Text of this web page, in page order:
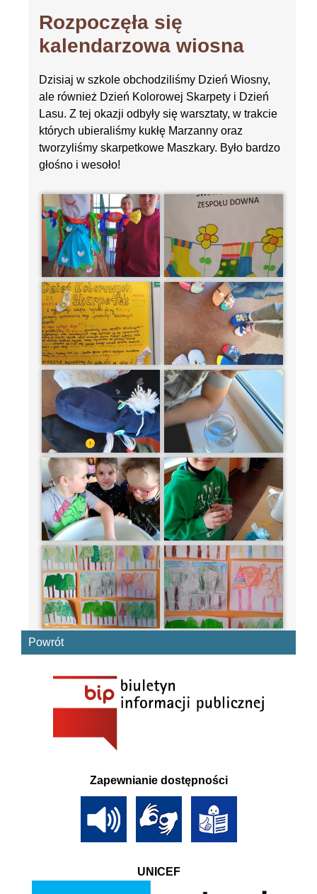
Rozpoczęła się
kalendarzowa wiosna
Dzisiaj w szkole obchodziliśmy Dzień Wiosny,
ale również Dzień Kolorowej Skarpety i Dzień
Lasu. Z tej okazji odbyły się warsztaty, w trakcie
których ubieraliśmy kukłę Marzanny oraz
tworzyliśmy skarpetkowe Maszkary. Było bardzo
głośno i wesoło!
Powrót
Zapewnianie dostępności
UNICEF